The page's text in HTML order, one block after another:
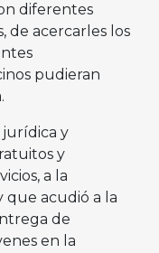
diferentes
de acercarles los
pudieran
jurídica y
y
a la
que acudió a la
de
en la